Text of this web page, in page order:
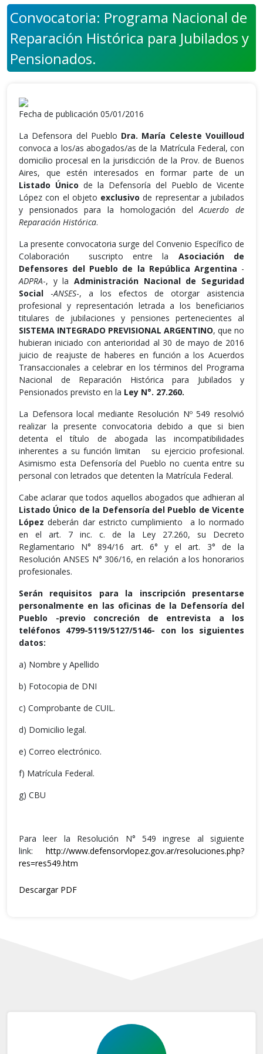
Convocatoria: Programa Nacional de
Reparación Histórica para Jubilados y
Pensionados.
Fecha de publicación 05/01/2016
La Defensora del Pueblo Dra. María Celeste Vouilloud
convoca a los/as abogados/as de la Matrícula Federal, con
domicilio procesal en la jurisdicción de la Prov. de Buenos
Aires, que estén interesados en formar parte de un
Listado Único de la Defensoría del Pueblo de Vicente
López con el objeto exclusivode representar a jubilados
y pensionados para la homologación delAcuerdo de
Reparación Histórica.
La presente convocatoria surge del Convenio Específico de
Colaboración suscripto entre la Asociación de
Defensores del Pueblo de la República Argentina -
ADPRA-, y la Administración Nacional de Seguridad
Social -ANSES-, a los efectos de otorgar asistencia
profesional y representación letrada a los beneficiarios
titulares de jubilaciones y pensiones pertenecientes al
SISTEMA INTEGRADO PREVISIONAL ARGENTINO, que no
hubieran iniciado con anterioridad al 30 de mayo de 2016
juicio de reajuste de haberes en función a los Acuerdos
Transaccionales a celebrar en los términos del Programa
Nacional de Reparación Histórica para Jubilados y
Pensionados previsto en la Ley N°. 27.260.
La Defensora local mediante Resolución Nº 549 resolvió
realizar la presente convocatoria debido a que si bien
detenta el título de abogada las incompatibilidades
inherentes a su función limitan su ejercicio profesional.
Asimismo esta Defensoría del Pueblo no cuenta entre su
personal con letrados que detenten la Matrícula Federal.
Cabe aclarar que todos aquellos abogados que adhieran al
Listado Único de la Defensoría del Pueblo de Vicente
López deberán dar estricto cumplimiento a lo normado
en el art. 7 inc. c. de la Ley 27.260, su Decreto
Reglamentario N° 894/16 art. 6° y el art. 3° de la
Resolución ANSES N° 306/16, en relación a los honorarios
profesionales.
Serán requisitos para la inscripción presentarse
personalmente en las oficinas de la Defensoría del
Pueblo -previo concreción de entrevista a los
teléfonos 4799-5119/5127/5146- con los siguientes
datos:
a) Nombre y Apellido
b) Fotocopia de DNI
c) Comprobante de CUIL.
d) Domicilio legal.
e) Correo electrónico.
f) Matrícula Federal.
g) CBU
Para leer la Resolución N° 549 ingrese al siguiente
link: http://www.defensorvlopez.gov.ar/resoluciones.php?
res=res549.htm
Descargar PDF